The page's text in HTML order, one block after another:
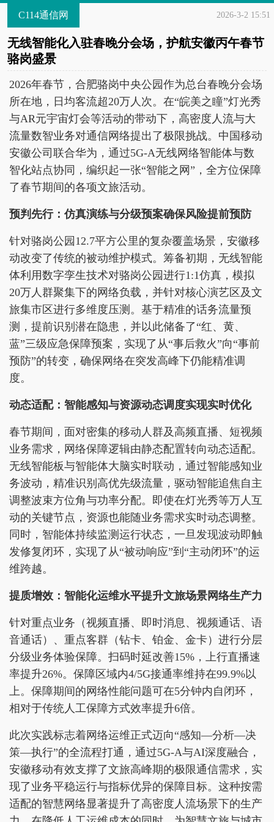
C114通信网 2026-3-2 15:51
无线智能化入驻春晚分会场，护航安徽丙午春节
骆岗盛景
2026年春节，合肥骆岗中央公园作为总台春晚分会场
所在地，日均客流超20万人次。在“皖美之瞳”灯光秀
与AR元宇宙灯会等活动的带动下，高密度人流与大
流量数智业务对通信网络提出了极限挑战。中国移动
安徽公司联合华为，通过5G-A无线网络智能体与数
智化站点协同，编织起一张“智能之网”，全方位保障
了春节期间的各项文旅活动。
预判先行：仿真演练与分级预案确保风险提前预防
针对骆岗公园12.7平方公里的复杂覆盖场景，安徽移
动改变了传统的被动维护模式。筹备初期，无线智能
体利用数字孪生技术对骆岗公园进行1:1仿真，模拟
20万人群聚集下的网络负载，并针对核心演艺区及文
旅集市区进行多维度压测。基于精准的话务流量预
测，提前识别潜在隐患，并以此储备了“红、黄、
蓝”三级应急保障预案，实现了从“事后救火”向“事前
预防”的转变，确保网络在突发高峰下仍能精准调
度。
动态适配：智能感知与资源动态调度实现实时优化
春节期间，面对密集的移动人群及高频直播、短视频
业务需求，网络保障逻辑由静态配置转向动态适配。
无线智能板与智能体大脑实时联动，通过智能感知业
务波动，精准识别高优先级流量，驱动智能追焦自主
调整波束方位角与功率分配。即使在灯光秀等万人互
动的关键节点，资源也能随业务需求实时动态调整。
同时，智能体持续监测运行状态，一旦发现波动即触
发修复闭环，实现了从“被动响应”到“主动闭环”的运
维跨越。
提质增效：智能化运维水平提升文旅场景网络生产力
针对重点业务（视频直播、即时消息、视频通话、语
音通话）、重点客群（钻卡、铂金、金卡）进行分层
分级业务体验保障。扫码时延改善15%，上行直播速
率提升26%。保障区域内4/5G接通率维持在99.9%以
上。保障期间的网络性能问题可在5分钟内自闭环，
相对于传统人工保障方式效率提升6倍。
此次实践标志着网络运维正式迈向“感知—分析—决
策—执行”的全流程打通，通过5G-A与AI深度融合，
安徽移动有效支撑了文旅高峰期的极限通信需求，实
现了业务平稳运行与指标优异的保障目标。这种按需
适配的智慧网络显著提升了高密度人流场景下的生产